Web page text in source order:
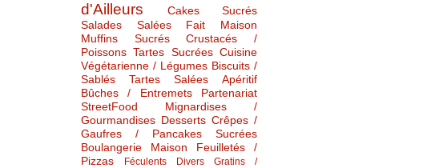
d'Ailleurs
Cakes Sucrés
Salades Salées
Fait Maison
Muffins Sucrés
Crustacés /
Poissons Tartes Sucrées Cuisine
Végétarienne / Légumes Biscuits /
Sablés
Tartes Salées
Apéritif
Bûches / Entremets
Partenariat
StreetFood
Mignardises /
Gourmandises Desserts Crêpes /
Gaufres / Pancakes Sucrées
Boulangerie Maison
Feuilletés /
Pizzas
Féculents Divers
Gratins /